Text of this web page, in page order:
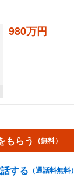
980万円
もらう （無料）
する （通話料無料）